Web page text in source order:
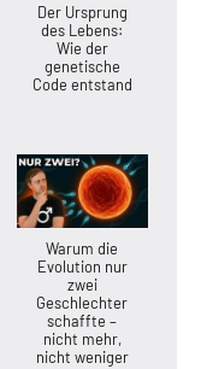
Der Ursprung
des Lebens:
Wie der
genetische
Code entstand
Warum die
Evolution nur
zwei
Geschlechter
schaffte –
nicht mehr,
nicht weniger